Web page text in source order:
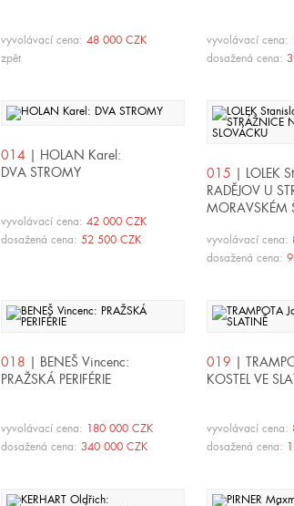
vyvolávací cena: 48 000 CZK
zpět
vyvolávací cena:
dosažená cena:
014 | HOLAN Karel:
DVA STROMY
vyvolávací cena: 42 000 CZK
dosažená cena: 52 500 CZK
015 | LOLEK
RADĚJOV U
MORAVSKÉM
vyvolávací cena:
dosažená cena:
018 | BENEŠ Vincenc:
PRAŽSKÁ PERIFÉRIE
vyvolávací cena: 180 000 CZK
dosažená cena: 340 000 CZK
019 |
KOSTEL VE
vyvolávací cena:
dosažená cena: